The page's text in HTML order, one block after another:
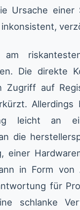
Ursache
Die direkte
Zugriff auf
leicht an
die
einer
in Form von
für
schlanke